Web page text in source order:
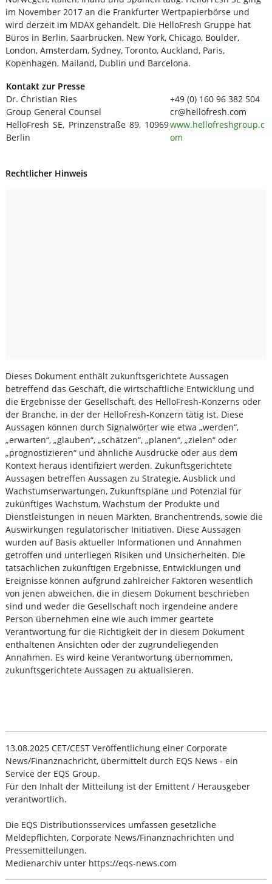
im November 2017 an die Frankfurter Wertpapierbörse und
wird derzeit im MDAX gehandelt. Die HelloFresh Gruppe hat
Büros in Berlin, Saarbrücken, New York, Chicago, Boulder,
London, Amsterdam, Sydney, Toronto, Auckland, Paris,
Kopenhagen, Mailand, Dublin und Barcelona.
Kontakt zur Presse
Dr. Christian Ries
Group General Counsel
HelloFresh SE, Prinzenstraße 89, 10969
Berlin
+49 (0) 160 96 382 504
cr@hellofresh.com
www.hellofreshgroup.c
om
Rechtlicher Hinweis
Dieses Dokument enthält zukunftsgerichtete Aussagen
betreffend das Geschäft, die wirtschaftliche Entwicklung und
die Ergebnisse der Gesellschaft, des HelloFresh-Konzerns oder
der Branche, in der der HelloFresh-Konzern tätig ist. Diese
Aussagen können durch Signalwörter wie etwa „werden“,
„erwarten“, „glauben“, „schätzen“, „planen“, „zielen“ oder
„prognostizieren“ und ähnliche Ausdrücke oder aus dem
Kontext heraus identifiziert werden. Zukunftsgerichtete
Aussagen betreffen Aussagen zu Strategie, Ausblick und
Wachstumserwartungen, Zukunftspläne und Potenzial für
zukünftiges Wachstum, Wachstum der Produkte und
Dienstleistungen in neuen Märkten, Branchentrends, sowie die
Auswirkungen regulatorischer Initiativen. Diese Aussagen
wurden auf Basis aktueller Informationen und Annahmen
getroffen und unterliegen Risiken und Unsicherheiten. Die
tatsächlichen zukünftigen Ergebnisse, Entwicklungen und
Ereignisse können aufgrund zahlreicher Faktoren wesentlich
von jenen abweichen, die in diesem Dokument beschrieben
sind und weder die Gesellschaft noch irgendeine andere
Person übernehmen eine wie auch immer geartete
Verantwortung für die Richtigkeit der in diesem Dokument
enthaltenen Ansichten oder der zugrundeliegenden
Annahmen. Es wird keine Verantwortung übernommen,
zukunftsgerichtete Aussagen zu aktualisieren.
13.08.2025 CET/CEST Veröffentlichung einer Corporate
News/Finanznachricht, übermittelt durch EQS News - ein
Service der EQS Group.
Für den Inhalt der Mitteilung ist der Emittent / Herausgeber
verantwortlich.
Die EQS Distributionsservices umfassen gesetzliche
Meldepflichten, Corporate News/Finanznachrichten und
Pressemitteilungen.
Medienarchiv unter https://eqs-news.com